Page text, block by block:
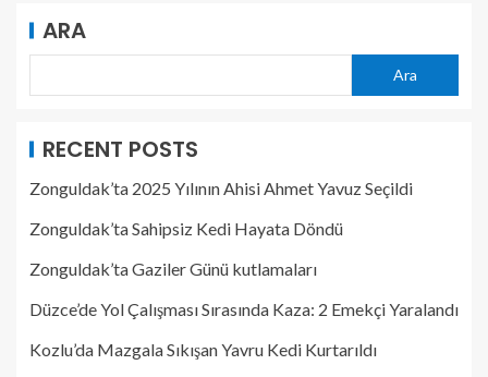
ARA
Ara
RECENT POSTS
Zonguldak’ta 2025 Yılının Ahisi Ahmet Yavuz Seçildi
Zonguldak’ta Sahipsiz Kedi Hayata Döndü
Zonguldak’ta Gaziler Günü kutlamaları
Düzce’de Yol Çalışması Sırasında Kaza: 2 Emekçi Yaralandı
Kozlu’da Mazgala Sıkışan Yavru Kedi Kurtarıldı